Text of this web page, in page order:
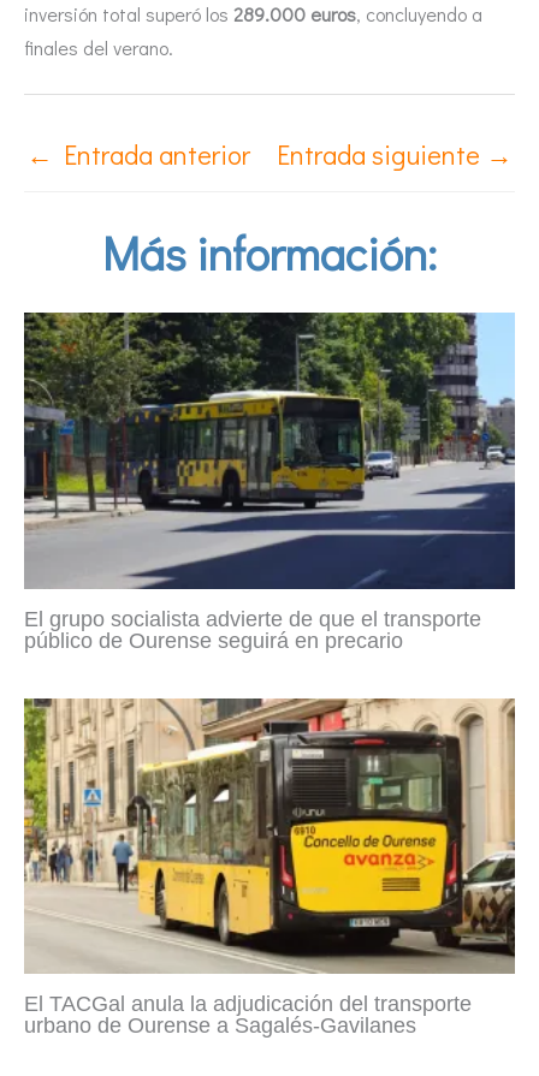
inversión total superó los 289.000 euros, concluyendo a
finales del verano.
← Entrada anterior Entrada siguiente →
Más información:
El grupo socialista advierte de que el transporte
público de Ourense seguirá en precario
El TACGal anula la adjudicación del transporte
urbano de Ourense a Sagalés-Gavilanes